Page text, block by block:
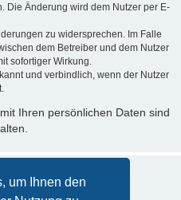
um Ihnen den
Die Änderung wird dem Nutzer per E-
zu widersprechen. Im Falle
dem Betreiber und dem Nutzer
sofortiger Wirkung.
und verbindlich, wenn der Nutzer
Ihren persönlichen Daten sind